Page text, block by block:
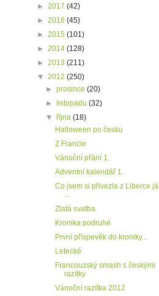
► 2017 (42)
► 2016 (45)
► 2015 (101)
► 2014 (128)
► 2013 (211)
▼ 2012 (250)
►prosince(20)
►
listopadu(32)
▼října(18)
Halloween po česku
Z Francie
Vánoční přání 1.
Adventní kalendář 1.
Co jsem si přivezla z Liberce já
...
Zlatá svatba
Kronika podruhé
První příspevěk do kroniky...
Letecké
Francouzský smash s českými
razítky
Vánoční razítka 2012